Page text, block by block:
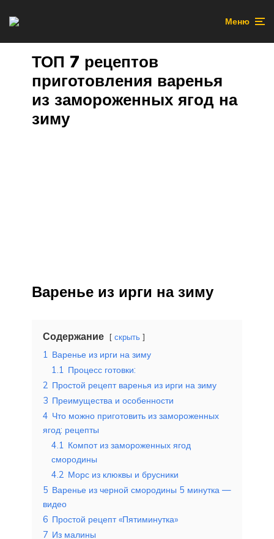
Меню
ТОП 7 рецептов
приготовления варенья
из замороженных ягод на
зиму
Варенье из ирги на зиму
Содержание скрыть
1 Варенье из ирги на зиму
1.1 Процесс готовки:
2 Простой рецепт варенья из ирги на зиму
3 Преимущества и особенности
4 Что можно приготовить из замороженных
ягод: рецепты
4.1 Компот из замороженных ягод
смородины
4.2 Морс из клюквы и брусники
5 Варенье из черной смородины 5 минутка —
видео
6 Простой рецепт «Пятиминутка»
7 Из малины